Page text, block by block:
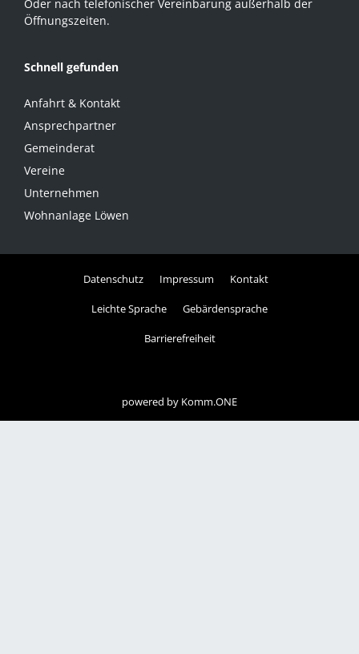
Oder nach telefonischer Vereinbarung außerhalb der
Öffnungszeiten.
Schnell gefunden
Anfahrt & Kontakt
Ansprechpartner
Gemeinderat
Vereine
Unternehmen
Wohnanlage Löwen
Datenschutz Impressum Kontakt
Leichte Sprache Gebärdensprache
Barrierefreiheit
powered by Komm.ONE